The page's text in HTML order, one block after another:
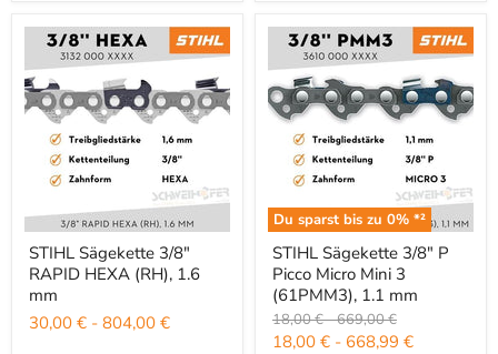
STIHL Sägekette 3/8" RAPID HEXA (RH), 1.6 mm
STIHL Sägekette 3/8"
RAPID HEXA (RH), 1.6
mm
30,00 € - 804,00 €
Du sparst bis zu 0% *²
STIHL Sägekette 3/8" P Picco
STIHL Sägekette 3/8" P
Picco Micro Mini 3
(61PMM3), 1.1 mm
Ursprünglicher Preis
18,00 €-Ursprünglicher Preis
669,00 €
18,00 € - 668,99 €